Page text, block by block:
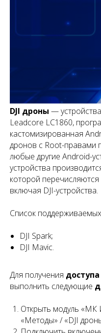
DJI дроны —
Leadcore LC1860,
кастомизированная
дронов с Root-правами
любые другие Android-
устройства
которой
включая DJI-устройства.
Список
DJI Spark;
DJI Mavic.
Для получения
выполнить следующие
Открыть модуль «МК
«Методы» / «DJI